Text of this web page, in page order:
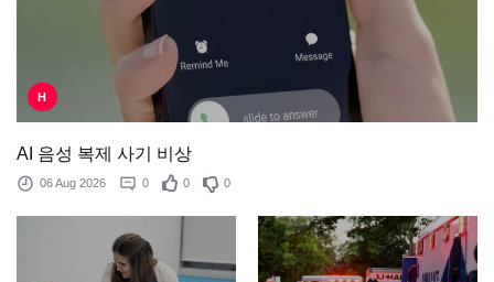
H
AI 음성 복제 사기 비상
06 Aug 2026 0 0 0